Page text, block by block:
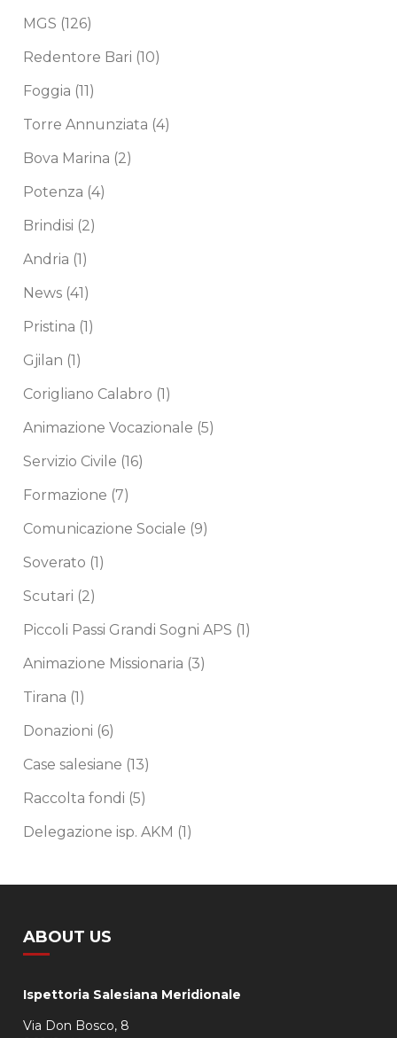
MGS (126)
Redentore Bari (10)
Foggia (11)
Torre Annunziata (4)
Bova Marina (2)
Potenza (4)
Brindisi (2)
Andria (1)
News (41)
Pristina (1)
Gjilan (1)
Corigliano Calabro (1)
Animazione Vocazionale (5)
Servizio Civile (16)
Formazione (7)
Comunicazione Sociale (9)
Soverato (1)
Scutari (2)
Piccoli Passi Grandi Sogni APS (1)
Animazione Missionaria (3)
Tirana (1)
Donazioni (6)
Case salesiane (13)
Raccolta fondi (5)
Delegazione isp. AKM (1)
ABOUT US
Ispettoria Salesiana Meridionale
Via Don Bosco, 8